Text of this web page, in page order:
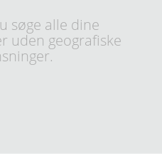
søge alle dine
uden geografiske